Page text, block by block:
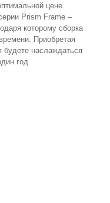
цене.
Prism Frame –
которому сборка
Приобретая
наслаждаться
год